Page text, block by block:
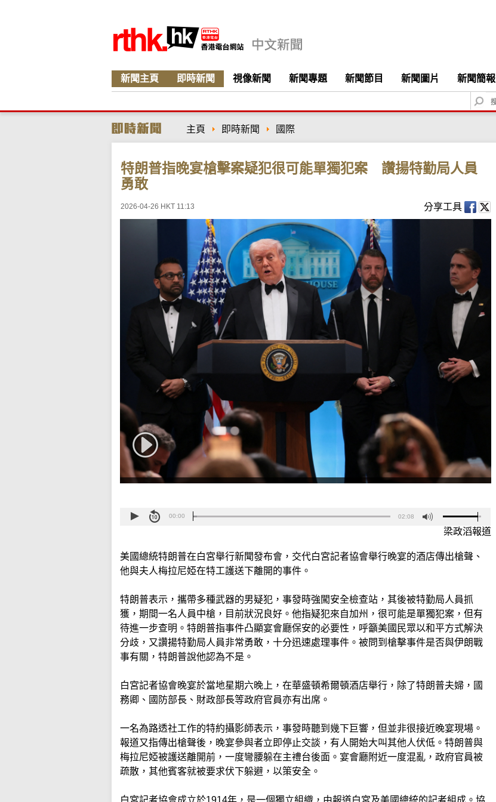
新聞主頁 即時新聞 視像新聞 新聞專題 新聞節目 新聞圖片 新聞簡報
S
e
c
主頁 即時新聞 國際
特朗普指晚宴槍擊案疑犯很可能單獨犯案 讚揚特勤局人員
勇敢
2026-04-26 HKT 11:13 分享工具
00:00 02:08
梁政滔報道
美國總統特朗普在白宮舉行新聞發布會，交代白宮記者協會舉行晚宴的酒店傳出槍聲、
他與夫人梅拉尼婭在特工護送下離開的事件。
特朗普表示，攜帶多種武器的男疑犯，事發時強闖安全檢查站，其後被特勤局人員抓
獲，期間一名人員中槍，目前狀況良好。他指疑犯來自加州，很可能是單獨犯案，但有
待進一步查明。特朗普指事件凸顯宴會廳保安的必要性，呼籲美國民眾以和平方式解決
分歧，又讚揚特勤局人員非常勇敢，十分迅速處理事件。被問到槍擊事件是否與伊朗戰
事有關，特朗普說他認為不是。
白宮記者協會晚宴於當地星期六晚上，在華盛頓希爾頓酒店舉行，除了特朗普夫婦，國
務卿、國防部長、財政部長等政府官員亦有出席。
一名為路透社工作的特約攝影師表示，事發時聽到幾下巨響，但並非很接近晚宴現場。
報道又指傳出槍聲後，晚宴參與者立即停止交談，有人開始大叫其他人伏低。特朗普與
梅拉尼婭被護送離開前，一度彎腰躲在主禮台後面。宴會廳附近一度混亂，政府官員被
疏散，其他賓客就被要求伏下躲避，以策安全。
白宮記者協會成立於1914年，是一個獨立組織，由報道白宮及美國總統的記者組成。協